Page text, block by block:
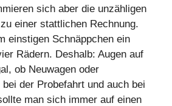
sich aber die unzähligen
einer stattlichen Rechnung.
einstigen Schnäppchen ein
Rädern. Deshalb: Augen auf
ob Neuwagen oder
der Probefahrt und auch bei
man sich immer auf einen